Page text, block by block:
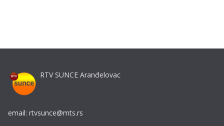
RTV SUNCE Aranđelovac
email: rtvsunce@mts.rs